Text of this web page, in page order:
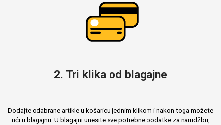
2. Tri klika od blagajne
Dodajte odabrane artikle u košaricu jednim klikom i nakon toga možete
ući u blagajnu. U blagajni unesite sve potrebne podatke za narudžbu,